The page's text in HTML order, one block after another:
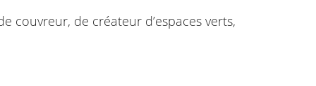
couvreur, de créateur d’espaces verts,